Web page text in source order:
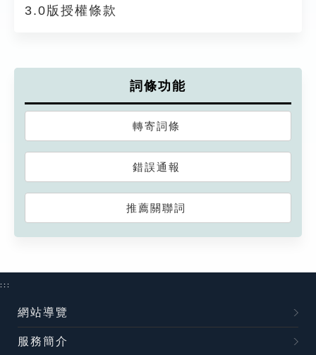
3.0版授權條款
詞條功能
轉寄詞條
錯誤通報
推薦關聯詞
:::
網站導覽
服務簡介